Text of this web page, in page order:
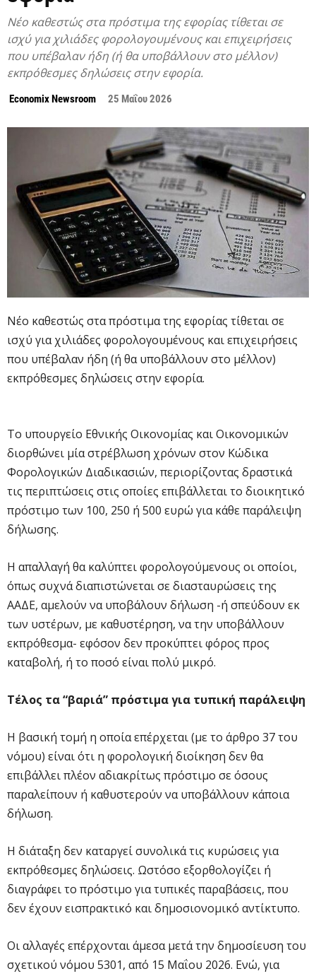
Νέο καθεστώς στα πρόστιμα της εφορίας τίθεται σε
ισχύ για χιλιάδες φορολογουμένους και επιχειρήσεις
που υπέβαλαν ήδη (ή θα υποβάλλουν στο μέλλον)
εκπρόθεσμες δηλώσεις στην εφορία.
Economix Newsroom 25 Μαΐου 2026
Νέο καθεστώς στα πρόστιμα της εφορίας τίθεται σε
ισχύ για χιλιάδες φορολογουμένους και επιχειρήσεις
που υπέβαλαν ήδη (ή θα υποβάλλουν στο μέλλον)
εκπρόθεσμες δηλώσεις στην εφορία.
Το υπουργείο Εθνικής Οικονομίας και Οικονομικών
διορθώνει μία στρέβλωση χρόνων στον Κώδικα
Φορολογικών Διαδικασιών, περιορίζοντας δραστικά
τις περιπτώσεις στις οποίες επιβάλλεται το διοικητικό
πρόστιμο των 100, 250 ή 500 ευρώ για κάθε παράλειψη
δήλωσης.
Η απαλλαγή θα καλύπτει φορολογούμενους οι οποίοι,
όπως συχνά διαπιστώνεται σε διασταυρώσεις της
ΑΑΔΕ, αμελούν να υποβάλουν δήλωση -ή σπεύδουν εκ
των υστέρων, με καθυστέρηση, να την υποβάλλουν
εκπρόθεσμα- εφόσον δεν προκύπτει φόρος προς
καταβολή, ή το ποσό είναι πολύ μικρό.
Τέλος τα “βαριά” πρόστιμα για τυπική παράλειψη
Η βασική τομή η οποία επέρχεται (με το άρθρο 37 του
νόμου) είναι ότι η φορολογική διοίκηση δεν θα
επιβάλλει πλέον αδιακρίτως πρόστιμο σε όσους
παραλείπουν ή καθυστερούν να υποβάλλουν κάποια
δήλωση.
Η διάταξη δεν καταργεί συνολικά τις κυρώσεις για
εκπρόθεσμες δηλώσεις. Ωστόσο εξορθολογίζει ή
διαγράφει το πρόστιμο για τυπικές παραβάσεις, που
δεν έχουν εισπρακτικό και δημοσιονομικό αντίκτυπο.
Οι αλλαγές επέρχονται άμεσα μετά την δημοσίευση του
σχετικού νόμου 5301, από 15 Μαΐου 2026. Ενώ, για